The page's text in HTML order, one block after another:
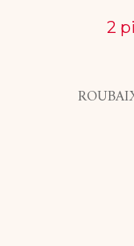
2
COUPS DE